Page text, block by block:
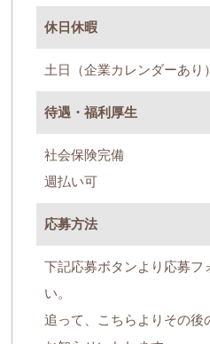
休日休暇
土日（企業カレンダーあり）
待遇・福利厚生
社会保険完備
週払い可
応募方法
下記応募ボタンより応募フ
い。
追って、こちらよりその後